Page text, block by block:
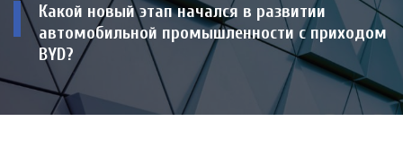
Какой новый этап начался в развитии
автомобильной промышленности с приходом
BYD?